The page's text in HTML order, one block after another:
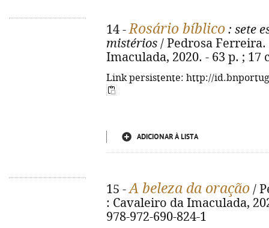
14 -Rosário bíblico : sete
mistérios / Pedrosa Ferreira.
Imaculada, 2020. - 63 p. ; 17
Link persistente: http://
ADICIONAR À LISTA
15 -A beleza da oração /
: Cavaleiro da Imaculada,
978-972-690-824-1